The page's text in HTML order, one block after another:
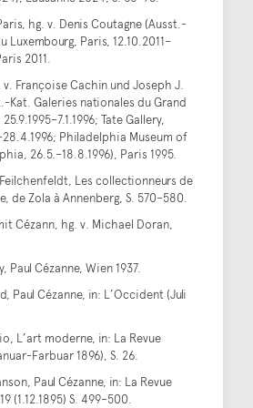
hg. v. Denis Coutagne (Ausst.-
Luxembourg, Paris, 12.10.2011–
2011.
v. Françoise Cachin und Joseph J.
Kat. Galeries nationales du Grand
Tate Gallery,
Philadelphia Museum of
26.5.–18.8.1996), Paris 1995.
Les collectionneurs de
de Zola à Annenberg, S. 570–580.
Cézann, hg. v. Michael Doran,
Paul Cézanne, Wien 1937.
Paul Cézanne, in: L’Occident (Juli
L’art moderne, in: La Revue
Farbuar 1896), S. 26.
Paul Cézanne, in: La Revue
(1.12.1895) S. 499–500.